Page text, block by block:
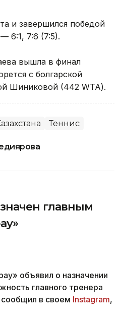
и завершился победой
6:1, 7:6 (7:5).
вышла в финал
с болгарской
Шиниковой (442 WTA).
Теннис
главным
объявил о назначении
главного тренера
в своем Instagram,